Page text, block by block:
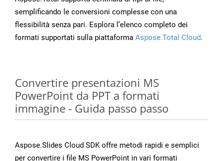
semplificando le conversioni complesse con una
flessibilità senza pari. Esplora l’elenco completo dei
formati supportati sulla piattaforma Aspose.Total Cloud.
Convertire presentazioni MS
PowerPoint da PPT a formati
immagine - Guida passo passo
Aspose.Slides Cloud SDK offre metodi rapidi e semplici
per convertire i file MS PowerPoint in vari formati